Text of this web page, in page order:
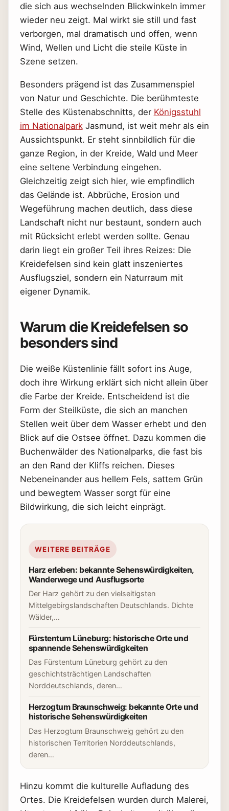
die sich aus wechselnden Blickwinkeln immer
wieder neu zeigt. Mal wirkt sie still und fast
verborgen, mal dramatisch und offen, wenn
Wind, Wellen und Licht die steile Küste in
Szene setzen.
Besonders prägend ist das Zusammenspiel
von Natur und Geschichte. Die berühmteste
Stelle des Küstenabschnitts, der Königsstuhl
im NationalparkJasmund, ist weit mehr als ein
Aussichtspunkt. Er steht sinnbildlich für die
ganze Region, in der Kreide, Wald und Meer
eine seltene Verbindung eingehen.
Gleichzeitig zeigt sich hier, wie empfindlich
das Gelände ist. Abbrüche, Erosion und
Wegeführung machen deutlich, dass diese
Landschaft nicht nur bestaunt, sondern auch
mit Rücksicht erlebt werden sollte. Genau
darin liegt ein großer Teil ihres Reizes: Die
Kreidefelsen sind kein glatt inszeniertes
Ausflugsziel, sondern ein Naturraum mit
eigener Dynamik.
Warum die Kreidefelsen so
besonders sind
Die weiße Küstenlinie fällt sofort ins Auge,
doch ihre Wirkung erklärt sich nicht allein über
die Farbe der Kreide. Entscheidend ist die
Form der Steilküste, die sich an manchen
Stellen weit über dem Wasser erhebt und den
Blick auf die Ostsee öffnet. Dazu kommen die
Buchenwälder des Nationalparks, die fast bis
an den Rand der Kliffs reichen. Dieses
Nebeneinander aus hellem Fels, sattem Grün
und bewegtem Wasser sorgt für eine
Bildwirkung, die sich leicht einprägt.
WEITERE BEITRÄGE
Harz erleben: bekannte Sehenswürdigkeiten,
Wanderwege und Ausflugsorte
Der Harz gehört zu den vielseitigsten
Mittelgebirgslandschaften Deutschlands. Dichte
Wälder,…
Fürstentum Lüneburg: historische Orte und
spannende Sehenswürdigkeiten
Das Fürstentum Lüneburg gehört zu den
geschichtsträchtigen Landschaften
Norddeutschlands, deren…
Herzogtum Braunschweig: bekannte Orte und
historische Sehenswürdigkeiten
Das Herzogtum Braunschweig gehört zu den
historischen Territorien Norddeutschlands,
deren…
Hinzu kommt die kulturelle Aufladung des
Ortes. Die Kreidefelsen wurden durch Malerei,